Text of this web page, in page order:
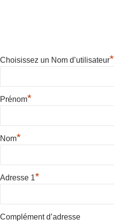
Choisissez un Nom d’utilisateur*
Prénom*
Nom*
Adresse 1*
Complément d’adresse